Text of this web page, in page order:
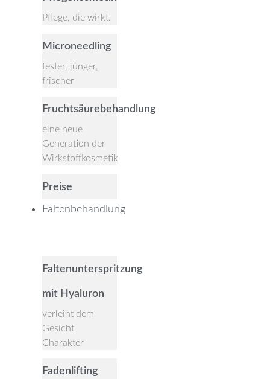
Pflege, die wirkt.
Microneedling
fester, jünger,
frischer
Fruchtsäurebehandlung
eine neue
Generation der
Wirkstoffkosmetik
Preise
Faltenbehandlung
Faltenunterspritzung
mit Hyaluron
verleiht dem
Gesicht
Charakter
Fadenlifting